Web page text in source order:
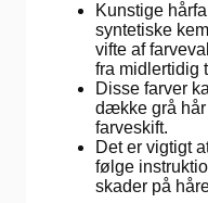
Kunstige
syntetiske
vifte af
fra midlertidig
Disse farver
dække grå hår
farveskift.
Det er vigtigt
følge
skader på